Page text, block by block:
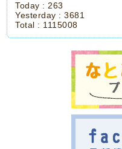
Today :263
Yesterday :3681
Total : 1115008